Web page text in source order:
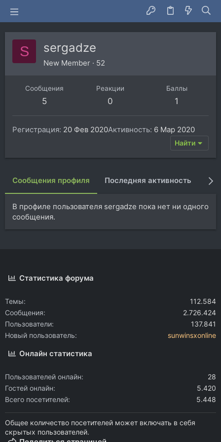
S sergadze
New Member · 52
Сообщения
5
Реакции
0
Баллы
1
Регистрация 20 Фев 2020Активность 6 Мар 2020
Найти
Сообщения профиля Последняя активность
В профиле пользователя sergadze пока нет ни одного
сообщения.
Статистика форума
Темы
112.584
Сообщения
2.726.424
Пользователи
137.841
Новый пользователь
sunwinsxonline
Онлайн статистика
Пользователей онлайн
28
Гостей онлайн
5.420
Всего посетителей
5.448
Общее количество посетителей может включать в себя
скрытых пользователей.